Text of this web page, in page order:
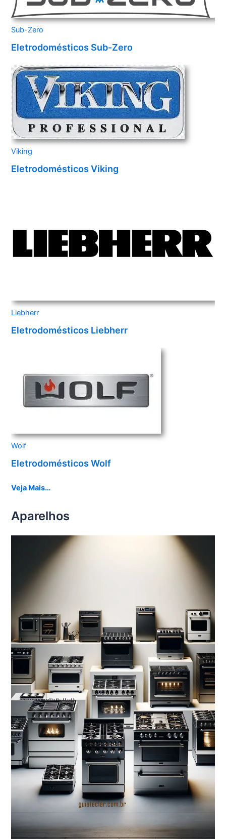
Sub-Zero
Eletrodomésticos Sub-Zero
Viking
Eletrodomésticos Viking
Liebherr
Eletrodomésticos Liebherr
Wolf
Eletrodomésticos Wolf
Veja Mais…
Aparelhos